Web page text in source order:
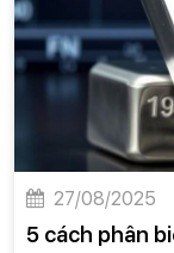
27/08/2025
5 cách phân